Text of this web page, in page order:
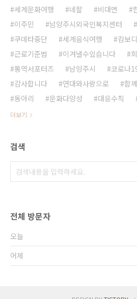
세계문화여행
네팔 비대면
이주민
남양주시외국인복지센터
쿠데타중단
세계음식여행 캄보
근로기준법
이겨낼수있습니다
통역서포터즈
남양주시
코로나
감사합니다
연대와사랑으로 함
동아리
문화다양성 대응수칙
더보기
검색
전체 방문자
오늘
어제